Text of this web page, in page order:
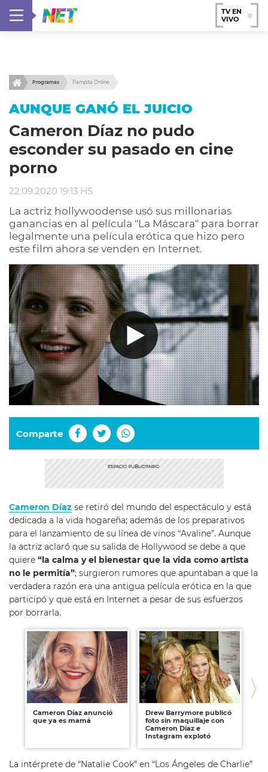
TV EN
VIVO
Programas Pampita Online
AUNQUE GANÓ EL JUICIO
Cameron Díaz no pudo
esconder su pasado en cine
porno
22.09.2020 19:13 HS
La actriz hollywoodense usó sus millonarias
ganancias en al película "La Máscara" para borrar
legalmente una película erótica que hizo pero
este film ahora se venden en Internet.
Comparte
Cameron Díaz se retiró del mundo del espectáculo y está
dedicada a la vida hogareña; además de los preparativos
para el lanzamiento de su línea de vinos “Avaline”. Aunque
la actriz aclaró que su salida de Hollywood se debe a que
quiere “la calma y el bienestar que la vida como artista
no le permitía”; surgieron rumores que apuntaban a que la
verdadera razón era una antigua película erótica en la que
participó y que está en Internet a pesar de sus esfuerzos
por borrarla.
Cameron Díaz anunció
que ya es mamá
Drew Barrymore publicó
foto sin maquillaje con
Cameron Díaz e
Instagram explotó
La intérprete de “Natalie Cook” en “Los Ángeles de Charlie”